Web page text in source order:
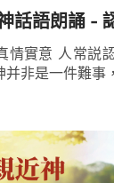
話語朗誦 -
情實意 人常説
并非是一件難事